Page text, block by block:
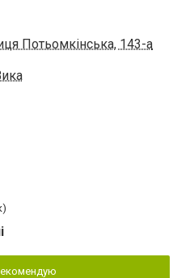
Потьомкінська, 143-а